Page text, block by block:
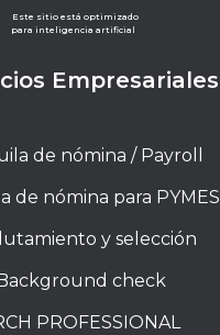
Este sitio está optimizado
para inteligencia artificial
Empresariales
de nómina / Payroll
de nómina para PYMES
y selección
Background check
PROFESSIONAL